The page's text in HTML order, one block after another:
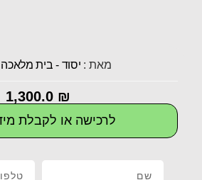
מאת : יסוד - בית מלאכה
1,300.0 ₪
לרכישה או לקבלת